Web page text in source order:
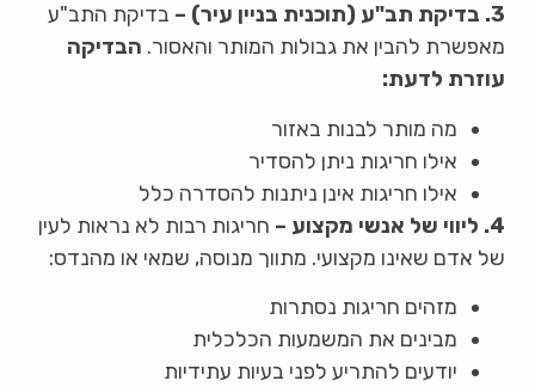
3. בדיקת תב"ע (תוכנית בניין עיר) –
בדיקת התב"ע
מאפשרת להבין את גבולות המותר והאסור. הבדיקה
עוזרת לדעת:
מה מותר לבנות באזור
אילו חריגות ניתן להסדיר
אילו חריגות אינן ניתנות להסדרה כלל
4. ליווי של אנשי מקצוע –
חריגות רבות לא נראות לעין
של אדם שאינו מקצועי. מתווך מנוסה, שמאי או מהנדס:
מזהים חריגות נסתרות
מבינים את המשמעות הכלכלית
יודעים להתריע לפני בעיות עתידיות